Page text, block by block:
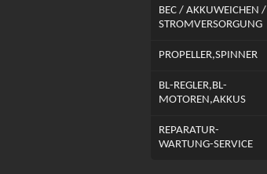
BEC / AKKUWEICHEN /
STROMVERSORGUNG
PROPELLER,SPINNER
BL-REGLER,BL-
MOTOREN,AKKUS
REPARATUR-
WARTUNG-SERVICE